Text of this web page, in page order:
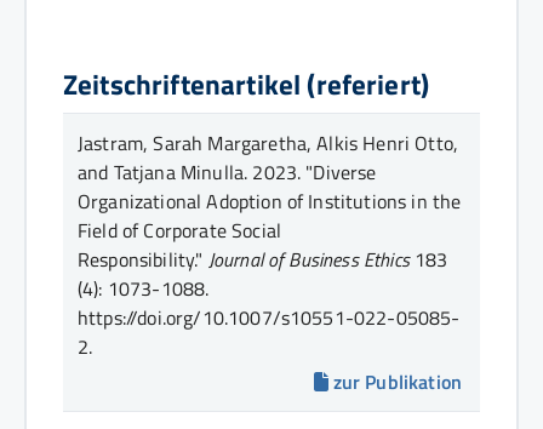
Zeitschriftenartikel (referiert)
Jastram, Sarah Margaretha, Alkis Henri Otto,
and Tatjana Minulla. 2023. "Diverse
Organizational Adoption of Institutions in the
Field of Corporate Social
Responsibility." Journal of Business Ethics183
(4): 1073-1088.
https://doi.org/10.1007/s10551-022-05085-
2.
zur Publikation